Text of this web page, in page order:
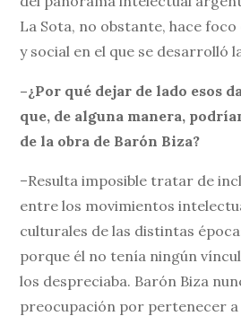
La Sota, no obstante, hace
y social en el que se desarrolló
–¿Por qué dejar de lado esos
que, de alguna manera,
de la obra de Barón Biza?
–Resulta imposible tratar de
entre los movimientos
culturales de las distintas
porque él no tenía ningún
los despreciaba. Barón Biza
preocupación por pertenecer